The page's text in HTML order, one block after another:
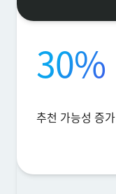
30%
추천 가능성 증가